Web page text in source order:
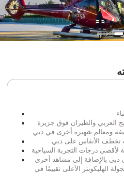
العربي والطيران فوق جزيرة
ومعالم شهيرة أخرى في دبي
تخطف الأنفاس على دبي
لأقصى درجات التجربة السياحية
بالإضافة إلى مشاهد أخرى
الهليكوبتر الأعلى تقييمًا في